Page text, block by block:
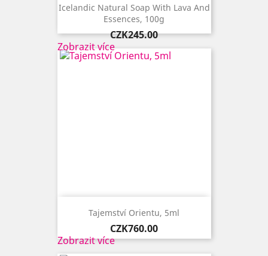
Icelandic Natural Soap With Lava And
Essences, 100g
Price
CZK245.00
Zobrazit více
Tajemství Orientu, 5ml
Price
CZK760.00
Zobrazit více